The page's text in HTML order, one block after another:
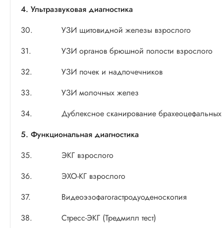
4. Ультразвуковая диагностика
30.
УЗИ щитовидной железы взрослого
31.
УЗИ органов брюшной полости взрослого
32.
УЗИ почек и надпочечников
33.
УЗИ молочных желез
34.
Дублексное сканирование брахеоцефальных
5. Функциональная диагностика
35.
ЭКГ взрослого
36.
ЭХО-КГ взрослого
37.
Видеоэзофагогастродуоденоскопия
38.
Стресс-ЭКГ (Тредмилл тест)